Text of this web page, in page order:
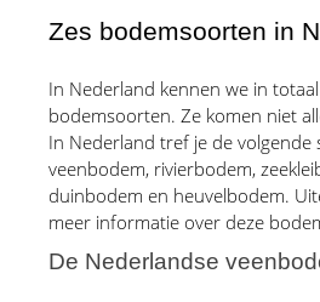
Zes bodemsoorten in
In Nederland kennen we in
bodemsoorten. Ze komen niet
In Nederland tref je de volgende
veenbodem, rivierbodem,
duinbodem en heuvelbodem.
meer informatie over deze
De Nederlandse